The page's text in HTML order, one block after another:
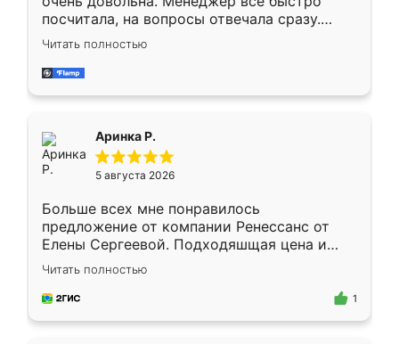
посчитала, на вопросы отвечала сразу.
Замерщик приехал в субботу, подошёл к
делу со всей ответственностью. Собрали
за день, ребята работали аккуратно, даже
Читать полностью
Аринка Р.
5 августа 2026
Больше всех мне понравилось
предложение от компании Ренессанс от
Елены Сергеевой. Подходяшщая цена и
короткие сроки изготовления. Приехавший
для замера сотрудник Владислав
предложил по моему эскизу самый
Читать полностью
1